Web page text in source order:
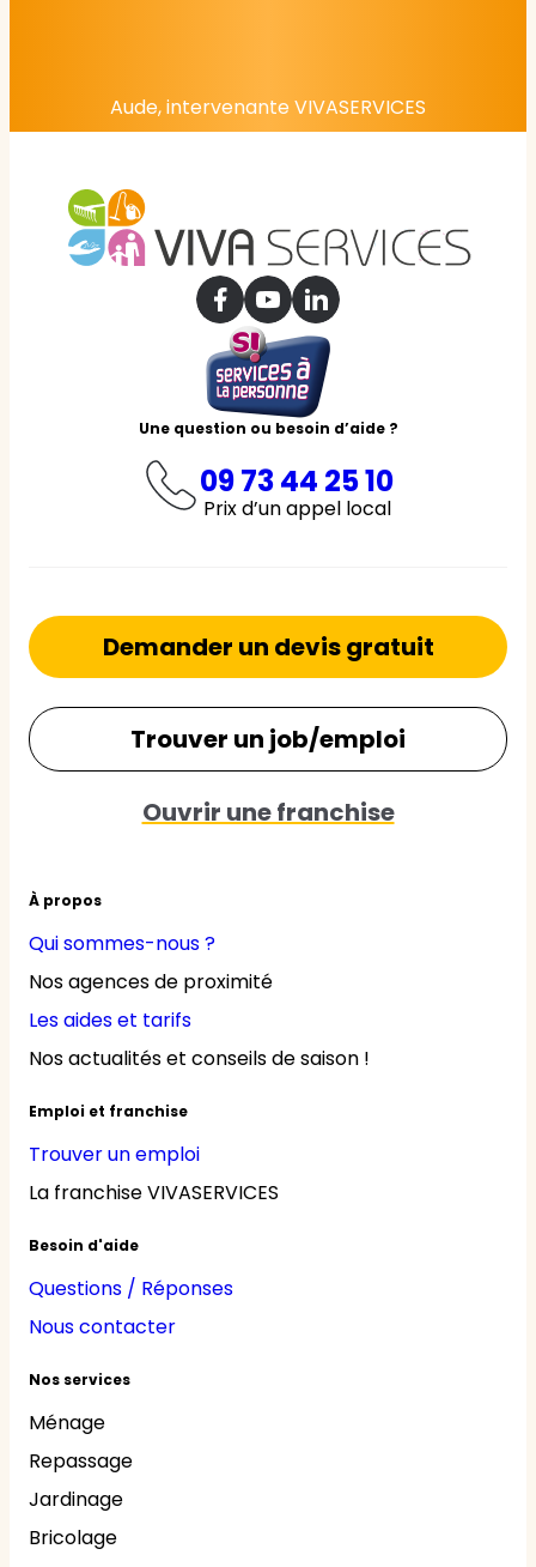
Aude, intervenante VIVASERVICES
Une question ou besoin d’aide ?
09 73 44 25 10
Prix d’un appel local
À propos
Qui sommes-nous ?
Nos agences de proximité
Les aides et tarifs
Nos actualités et conseils de saison !
Emploi et franchise
Trouver un emploi
La franchise VIVASERVICES
Besoin d'aide
Questions / Réponses
Nous contacter
Nos services
Ménage
Repassage
Jardinage
Bricolage
Demander un devis gratuit
Trouver un job/emploi
Ouvrir une franchise